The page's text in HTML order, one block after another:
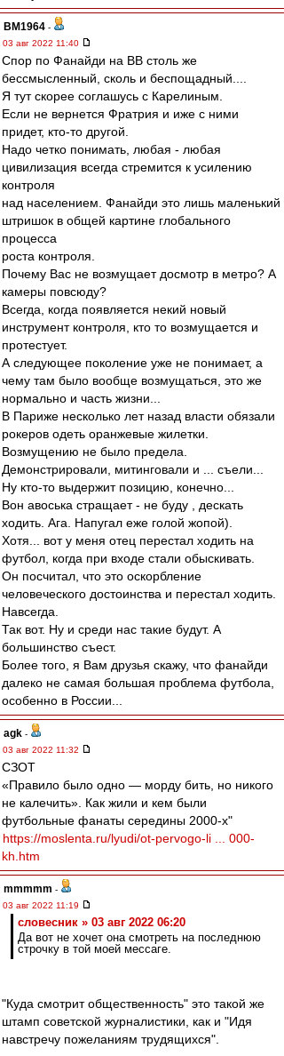
BM1964 -
03 авг 2022 11:40
Спор по Фанайди на ВВ столь же
бессмысленный, сколь и беспощадный....
Я тут скорее соглашусь с Карелиным.
Если не вернется Фратрия и иже с ними
придет, кто-то другой.
Надо четко понимать, любая - любая
цивилизация всегда стремится к усилению
контроля
над населением. Фанайди это лишь маленький
штришок в общей картине глобального
процесса
роста контроля.
Почему Вас не возмущает досмотр в метро? А
камеры повсюду?
Всегда, когда появляется некий новый
инструмент контроля, кто то возмущается и
протестует.
А следующее поколение уже не понимает, а
чему там было вообще возмущаться, это же
нормально и часть жизни...
В Париже несколько лет назад власти обязали
рокеров одеть оранжевые жилетки.
Возмущению не было предела.
Демонстрировали, митинговали и ... съели...
Ну кто-то выдержит позицию, конечно...
Вон авоська стращает - не буду , дескать
ходить. Ага. Напугал еже голой жопой).
Хотя... вот у меня отец перестал ходить на
футбол, когда при входе стали обыскивать.
Он посчитал, что это оскорбление
человеческого достоинства и перестал ходить.
Навсегда.
Так вот. Ну и среди нас такие будут. А
большинство съест.
Более того, я Вам друзья скажу, что фанайди
далеко не самая большая проблема футбола,
особенно в России...
agk -
03 авг 2022 11:32
СЗОТ
«Правило было одно — морду бить, но никого
не калечить». Как жили и кем были
футбольные фанаты середины 2000-х"
https://moslenta.ru/lyudi/ot-pervogo-li ... 000-
kh.htm
mmmmm -
03 авг 2022 11:19
словесник » 03 авг 2022 06:20
Да вот не хочет она смотреть на последнюю
строчку в той моей мессаге.
"Куда смотрит общественность" это такой же
штамп советской журналистики, как и "Идя
навстречу пожеланиям трудящихся".